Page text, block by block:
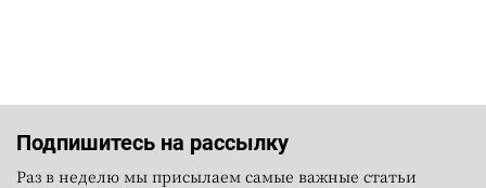
Подпишитесь на рассылку
Раз в неделю мы присылаем самые важные статьи